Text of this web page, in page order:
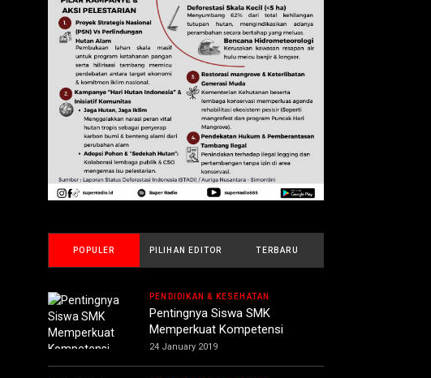
POPULER PILIHAN EDITOR TERBARU
PENDIDIKAN & KESEHATAN
Pentingnya Siswa SMK
Memperkuat Kompetensi
24 January 2019